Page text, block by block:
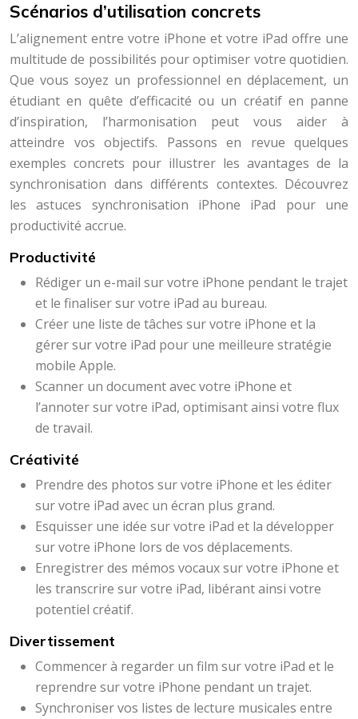
Scénarios d’utilisation concrets
L’alignement entre votre iPhone et votre iPad offre une
multitude de possibilités pour optimiser votre quotidien.
Que vous soyez un professionnel en déplacement, un
étudiant en quête d’efficacité ou un créatif en panne
d’inspiration, l’harmonisation peut vous aider à
atteindre vos objectifs. Passons en revue quelques
exemples concrets pour illustrer les avantages de la
synchronisation dans différents contextes. Découvrez
les astuces synchronisation iPhone iPad pour une
productivité accrue.
Productivité
Rédiger un e-mail sur votre iPhone pendant le trajet
et le finaliser sur votre iPad au bureau.
Créer une liste de tâches sur votre iPhone et la
gérer sur votre iPad pour une meilleure stratégie
mobile Apple.
Scanner un document avec votre iPhone et
l’annoter sur votre iPad, optimisant ainsi votre flux
de travail.
Créativité
Prendre des photos sur votre iPhone et les éditer
sur votre iPad avec un écran plus grand.
Esquisser une idée sur votre iPad et la développer
sur votre iPhone lors de vos déplacements.
Enregistrer des mémos vocaux sur votre iPhone et
les transcrire sur votre iPad, libérant ainsi votre
potentiel créatif.
Divertissement
Commencer à regarder un film sur votre iPad et le
reprendre sur votre iPhone pendant un trajet.
Synchroniser vos listes de lecture musicales entre